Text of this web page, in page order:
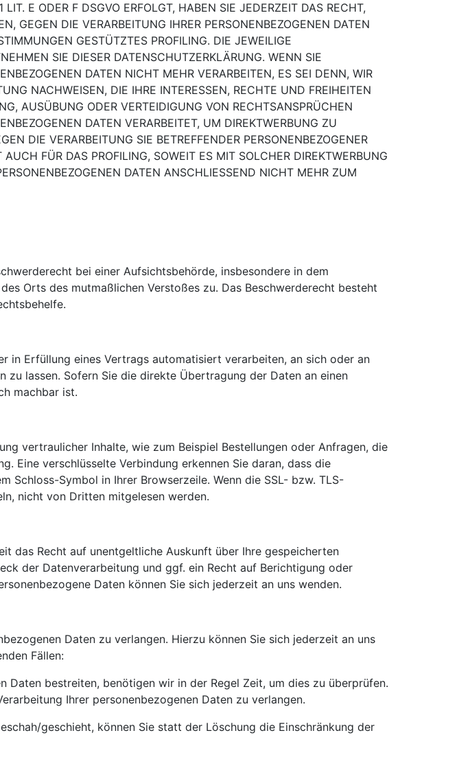
LIT. E ODER F DSGVO ERFOLGT, HABEN SIE JEDERZEIT DAS RECHT,
GEGEN DIE VERARBEITUNG IHRER PERSONENBEZOGENEN DATEN
GESTÜTZTES PROFILING. DIE JEWEILIGE
SIE DIESER DATENSCHUTZERKLÄRUNG. WENN SIE
DATEN NICHT MEHR VERARBEITEN, ES SEI DENN, WIR
NACHWEISEN, DIE IHRE INTERESSEN, RECHTE UND FREIHEITEN
AUSÜBUNG ODER VERTEIDIGUNG VON RECHTSANSPRÜCHEN
DATEN VERARBEITET, UM DIREKTWERBUNG ZU
DIE VERARBEITUNG SIE BETREFFENDER PERSONENBEZOGENER
AUCH FÜR DAS PROFILING, SOWEIT ES MIT SOLCHER DIREKTWERBUNG
DATEN ANSCHLIESSEND NICHT MEHR ZUM
bei einer Aufsichtsbehörde, insbesondere in dem
Orts des mutmaßlichen Verstoßes zu. Das Beschwerderecht besteht
in Erfüllung eines Vertrags automatisiert verarbeiten, an sich oder an
zu lassen. Sofern Sie die direkte Übertragung der Daten an einen
machbar ist.
vertraulicher Inhalte, wie zum Beispiel Bestellungen oder Anfragen, die
Eine verschlüsselte Verbindung erkennen Sie daran, dass die
Schloss-Symbol in Ihrer Browserzeile. Wenn die SSL- bzw. TLS-
nicht von Dritten mitgelesen werden.
das Recht auf unentgeltliche Auskunft über Ihre gespeicherten
der Datenverarbeitung und ggf. ein Recht auf Berichtigung oder
Daten können Sie sich jederzeit an uns wenden.
Daten zu verlangen. Hierzu können Sie sich jederzeit an uns
Fällen:
Daten bestreiten, benötigen wir in der Regel Zeit, um dies zu überprüfen.
Ihrer personenbezogenen Daten zu verlangen.
geschieht, können Sie statt der Löschung die Einschränkung der